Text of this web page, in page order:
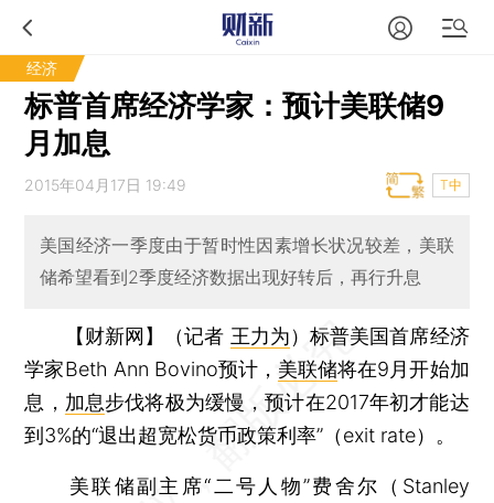
经济
标普首席经济学家：预计美联储9
月加息
2015年04月17日 19:49 T中
美国经济一季度由于暂时性因素增长状况较差，美联
储希望看到2季度经济数据出现好转后，再行升息
【财新网】（记者 王力为） 标普美国首席经济
学家Beth Ann Bovino预计， 美联储将在9月开始加
息， 加息步伐将极为缓慢，预计在2017年初才能达
到3%的“退出超宽松货币政策利率”（exit rate）。
美联储副主席“二号人物”费舍尔（Stanley